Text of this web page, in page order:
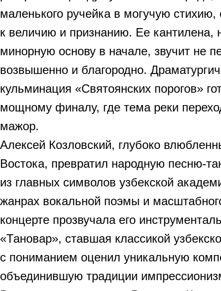
маленького ручейка в могучую стихию,
к величию и признанию. Ее кантилена,
минорную основу в начале, звучит не
возвышенно и благородно.
кульминация «Святоянских порогов»
мощному финалу, где тема реки
мажор.
Алексей Козловский, глубоко
Востока, превратил народную песню-
из главных символов узбекской
жанрах вокальной поэмы и
концерте прозвучала его
«Тановар», ставшая классикой
с пониманием оценил уникальную
объединившую традиции